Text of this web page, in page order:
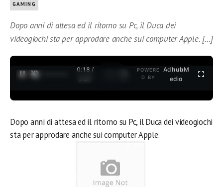
GAMING
Dopo anni di attesa ed il ritorno su Pc, il Duca dei
videogiochi sta per approdare anche sui computer Apple. […]
0:18 /
3:37
POWERE
D BY
AdhubM
edia
Dopo anni di attesa ed il ritorno su Pc, il Duca dei videogiochi
sta per approdare anche sui computer Apple.